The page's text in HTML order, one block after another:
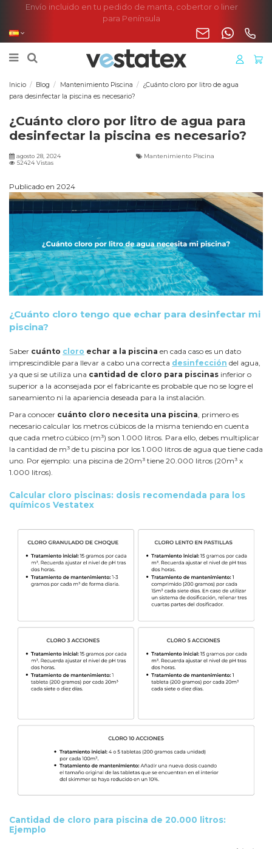
Envío incluido en tu pedido de manta, cobertor o liner
para Península
Inicio Blog Mantenimiento Piscina
¿Cuánto cloro por litro de agua
para desinfectar la piscina es necesario?
¿Cuánto cloro por litro de agua para
desinfectar la piscina es necesario?
agosto 28, 2024
Mantenimiento Piscina
52424 Vistas
Publicado en 2024
¿Cuánto cloro tengo que echar para desinfectar mi
piscina?
Saber cuánto cloro echar a la piscina en cada caso es un dato
imprescindible para llevar a cabo una correcta desinfección del agua,
ya que si se utiliza una cantidad de cloro para piscinas inferior o
superior a la aconsejada por el fabricante es probable que no se logre el
saneamiento ni la apariencia deseada para la instalación.
Para conocer cuánto cloro necesita una piscina, primero es
necesario calcular los metros cúbicos de la misma teniendo en cuenta
que cada metro cúbico (m³) son 1.000 litros. Para ello, debes multiplicar
la cantidad de m³ de tu piscina por los 1.000 litros de agua que tiene cada
uno. Por ejemplo: una piscina de 20m³ tiene 20.000 litros (20m³ x
1.000 litros).
Calcular cloro piscinas: dosis recomendada para los
químicos Vestatex
Cantidad de cloro para piscina de 20.000 litros:
Ejemplo